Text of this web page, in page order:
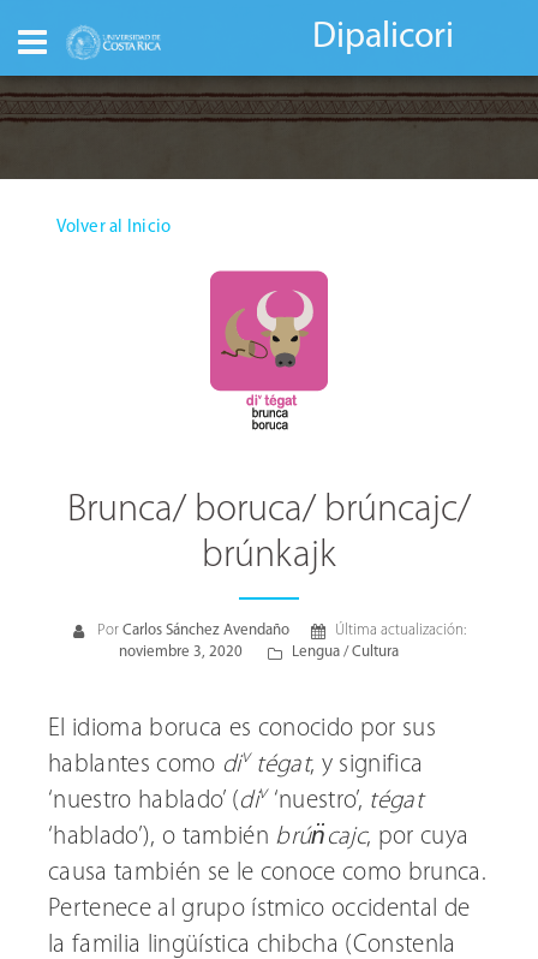
Dipalicori
Volver al Inicio
Brunca/ boruca/ brúncajc/
brúnkajk
Por Carlos Sánchez Avendaño
Última actualización:
noviembre 3, 2020
Lengua / Cultura
El idioma boruca es conocido por sus
hablantes como divtégat, y significa
‘nuestro hablado’ (div ‘nuestro’, tégat
‘hablado’), o también brún̈cajc, por cuya
causa también se le conoce como brunca.
Pertenece al grupo ístmico occidental de
la familia lingüística chibcha (Constenla